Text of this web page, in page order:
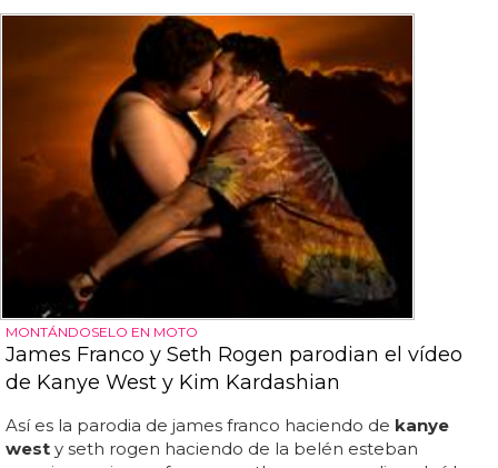
MONTÁNDOSELO EN MOTO
James Franco y Seth Rogen parodian el vídeo
de Kanye West y Kim Kardashian
Así es la parodia de james franco haciendo de kanye
west y seth rogen haciendo de la belén esteban